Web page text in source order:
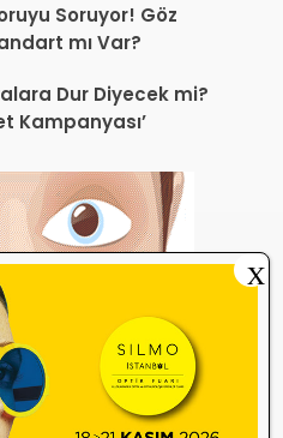
Soruyor! Göz
mı Var?
Dur Diyecek mi?
Kampanyası’
X